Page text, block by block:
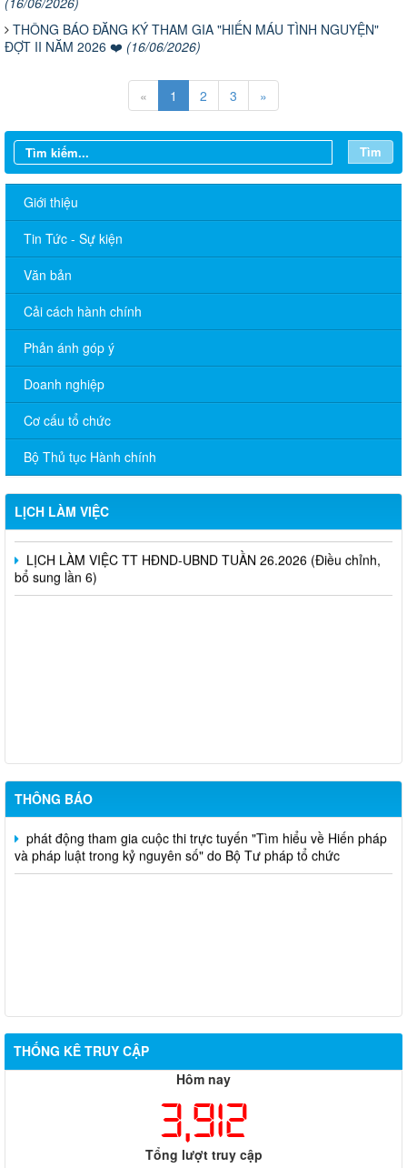
THÔNG BÁO ĐĂNG KÝ THAM GIA "HIẾN MÁU TÌNH NGUYỆN"
ĐỢT II NĂM 2026 ❤️ (16/06/2026)
« 1 2 3 »
Tìm
Giới thiệu
Tin Tức - Sự kiện
Văn bản
Cải cách hành chính
Phản ánh góp ý
Doanh nghiệp
Cơ cấu tổ chức
Bộ Thủ tục Hành chính
LỊCH LÀM VIỆC
LỊCH LÀM VIỆC TT HĐND-UBND TUẦN 30.2026 (Điều chỉnh,
bổ sung lần 4)
LỊCH LÀM VIỆC TT HĐND-UBND TUẦN 28.2026 (Điều chỉnh,
bổ sung lần 6)
LỊCH LÀM VIỆC TT HĐND-UBND TUẦN 27.2026 (Điều chỉnh,
bổ sung lần 5)
LỊCH LÀM VIỆC TT HĐND-UBND TUẦN 26.2026 (Điều chỉnh,
bổ sung lần 6)
THÔNG BÁO
Chuyển mục đích sử dụng đất - Bùi Thị Xuân Hương
phát động tham gia cuộc thi trực tuyến "Tìm hiểu về Hiến pháp
và pháp luật trong kỷ nguyên số" do Bộ Tư pháp tổ chức
THỐNG KÊ TRUY CẬP
Hôm nay
3,912
Tổng lượt truy cập